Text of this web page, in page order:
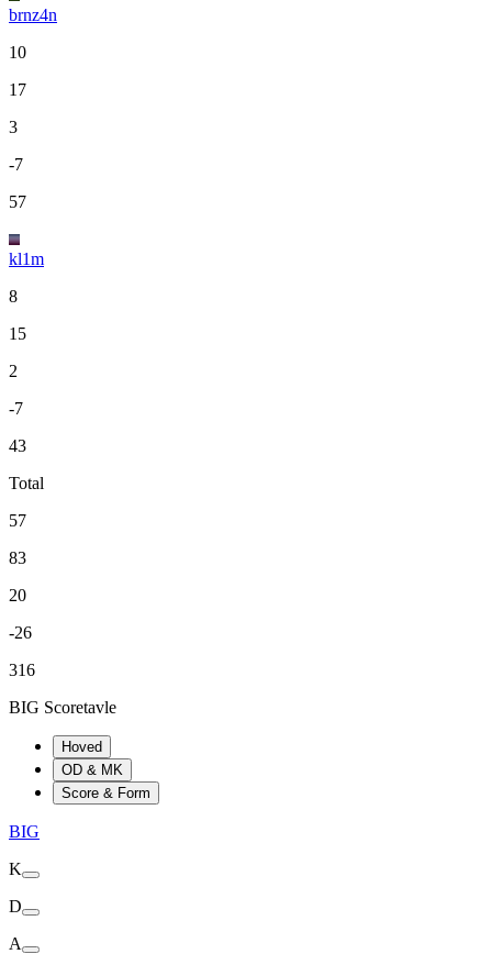
brnz4n
10
17
3
-7
57
kl1m
8
15
2
-7
43
Total
57
83
20
-26
316
BIG Scoretavle
Hoved
OD & MK
Score & Form
BIG
K
D
A